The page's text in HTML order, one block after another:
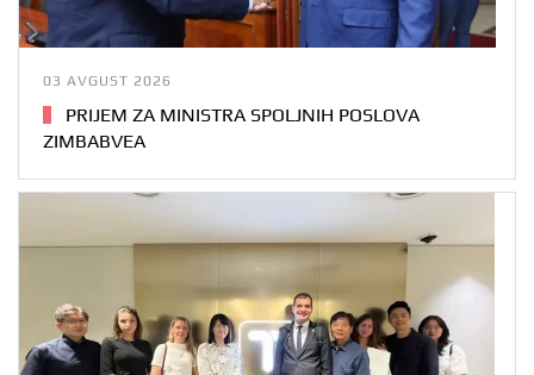
03 AVGUST 2026
PRIJEM ZA MINISTRA SPOLJNIH POSLOVA
ZIMBABVEA